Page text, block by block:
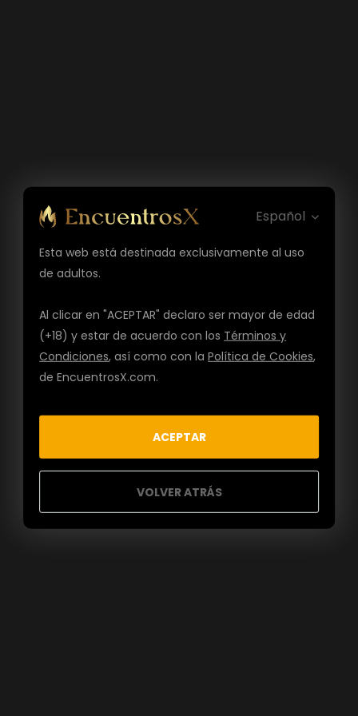
Español
Esta web está destinada exclusivamente al uso
de adultos.
Al clicar en "ACEPTAR" declaro ser mayor de edad
(+18) y estar de acuerdo con los Términos y
Condiciones, así como con laPolítica de Cookies,
de EncuentrosX.com.
ACEPTAR
VOLVER ATRÁS